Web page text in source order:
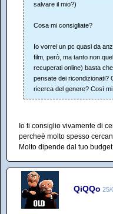
salvare il mio?)
Cosa mi consigliate?
Io vorrei un pc quasi da
film, però, ma tanto non
recuperati online) basta
pensate dei ricondizionati?
ricerca del genere? Così
Io ti consiglio vivamente di
percheè molto spesso
Molto dipende dal tuo
QiQQo 25/